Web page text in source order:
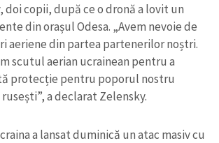
doi copii, după ce o dronă a lovit un
din orașul Odesa. „Avem nevoie de
aeriene din partea partenerilor noștri.
scutul aerian ucrainean pentru a
protecție pentru poporul nostru
a declarat Zelensky.
a lansat duminică un atac masiv cu